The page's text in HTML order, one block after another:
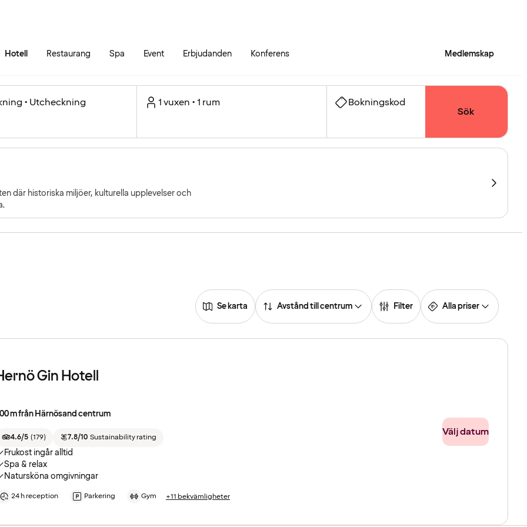
Hotell Restaurang Spa Event Erbjudanden Konferens Medlemskap
• Utcheckning 1 vuxen • 1 rum Bokningskod
Sök
där historiska miljöer, kulturella upplevelser och
Se karta
Avstånd till centrum Filter Alla priser
Gin Hotell
m från Härnösand centrum
4.6/5 (179) 7.8/10 Sustainability rating
Frukost ingår alltid
Spa & relax
Natursköna omgivningar
24 h reception Parkering Gym +11 bekvämligheter
Välj datum